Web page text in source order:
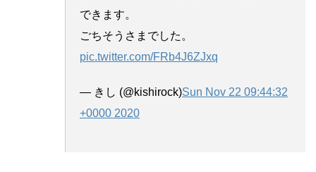
できます。
ごちそうさまでした。
pic.twitter.com/FRb4J6ZJxq
— きし (@kishirock)Sun Nov 22 09:44:32
+0000 2020